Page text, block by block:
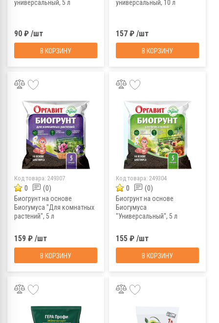
универсальный, 5 л
90 ₽ /шт
В КОРЗИНУ
универсальный, 10 л
157 ₽ /шт
В КОРЗИНУ
Код товара: 249307
0 (0)
Биогрунт на основе
Биогумуса "Для комнатных
растений", 5 л
159 ₽ /шт
В КОРЗИНУ
Код товара: 249304
0 (0)
Биогрунт на основе
Биогумуса
"Универсальный", 5 л
155 ₽ /шт
В КОРЗИНУ